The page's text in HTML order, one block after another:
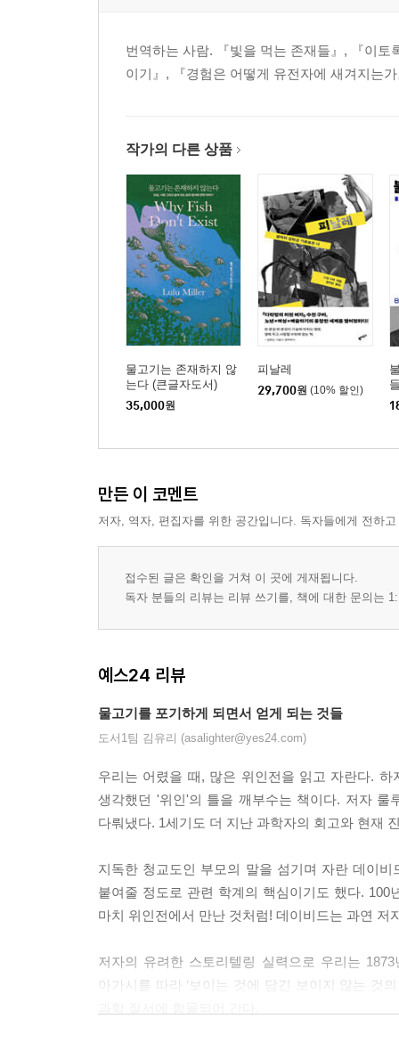
번역하는 사람. 『빛을 먹는 존재들』, 『이
이기』, 『경험은 어떻게 유전자에 새겨지는
작가의 다른 상품
물고기는 존재하지 않
는다 (큰글자도서)
35,000원
피날레
29,700원 (10% 할인)
만든 이 코멘트
저자, 역자, 편집자를 위한 공간입니다. 독자들에게 전하
접수된 글은 확인을 거쳐 이 곳에 게재됩니다.
독자 분들의 리뷰는 리뷰 쓰기를, 책에 대한 문의는
예스24 리뷰
물고기를 포기하게 되면서 얻게 되는 것들
도서1팀 김유리 (asalighter@yes24.com)
우리는 어렸을 때, 많은 위인전을 읽고 자란다. 하
생각했던 '위인'의 틀을 깨부수는 책이다. 저자
다뤄냈다. 1세기도 더 지난 과학자의 회고와 현재
지독한 청교도인 부모의 말을 섬기며 자란 데이
붙여줄 정도로 관련 학계의 핵심이기도 했다.
마치 위인전에서 만난 것처럼! 데이비드는 과연 저
저자의 유려한 스토리텔링 실력으로 우리는
아가시를 따라 ‘보이는 것에 담긴 보이지 않는 것